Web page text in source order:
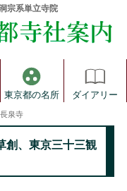
宗系単立寺院
東京都の名所 ダイアリー
長泉寺
創、東京三十三観